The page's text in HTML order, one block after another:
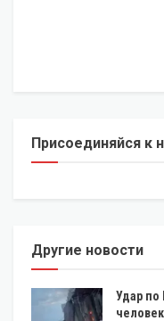
Присоединяйся к
Другие новости
Удар по